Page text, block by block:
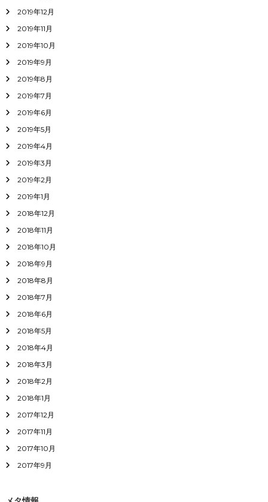
2019年12月
2019年11月
2019年10月
2019年9月
2019年8月
2019年7月
2019年6月
2019年5月
2019年4月
2019年3月
2019年2月
2019年1月
2018年12月
2018年11月
2018年10月
2018年9月
2018年8月
2018年7月
2018年6月
2018年5月
2018年4月
2018年3月
2018年2月
2018年1月
2017年12月
2017年11月
2017年10月
2017年9月